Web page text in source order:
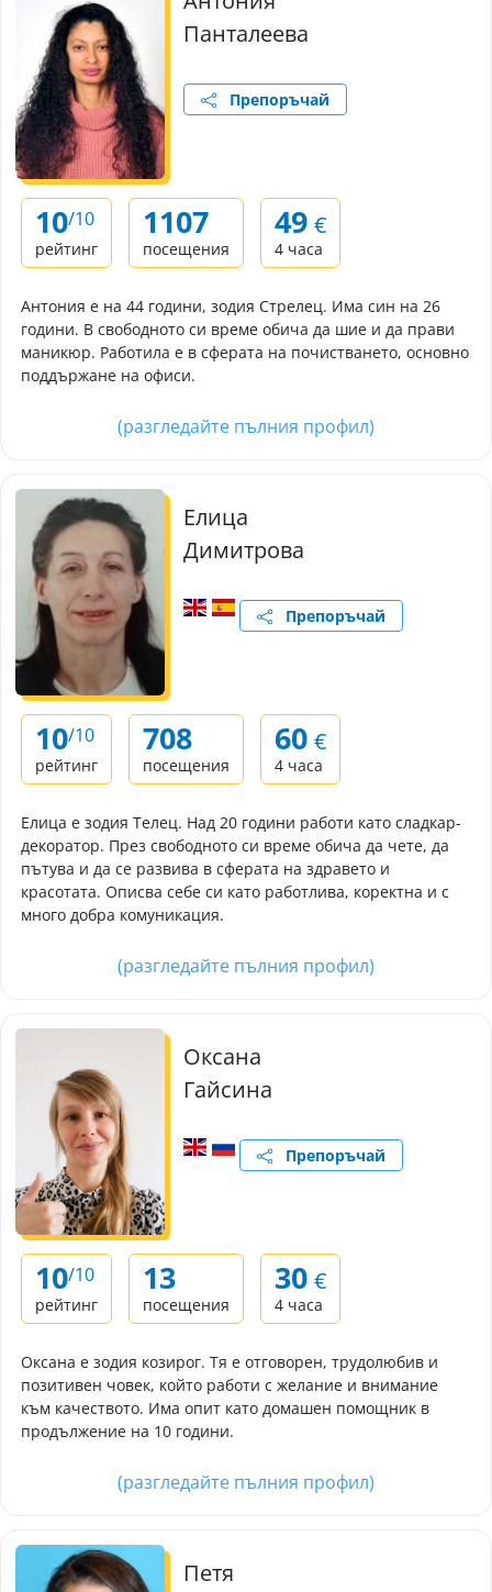
Панталеева
Препоръчай
10/10
рейтинг
1107
посещения
49 €
4 часа
Антония е на 44 години, зодия Стрелец. Има син на 26
години. В свободното си време обича да шие и да прави
маникюр. Работила е в сферата на почистването, основно
поддържане на офиси.
(разгледайте пълния профил)
Елица
Димитрова
Препоръчай
10/10
рейтинг
708
посещения
60 €
4 часа
Елица е зодия Телец. Над 20 години работи като сладкар-
декоратор. През свободното си време обича да чете, да
пътува и да се развива в сферата на здравето и
красотата. Описва себе си като работлива, коректна и с
много добра комуникация.
(разгледайте пълния профил)
Оксана
Гайсина
Препоръчай
10/10
рейтинг
13
посещения
30 €
4 часа
Оксана е зодия козирог. Тя е отговорен, трудолюбив и
позитивен човек, който работи с желание и внимание
към качеството. Има опит като домашен помощник в
продължение на 10 години.
(разгледайте пълния профил)
Петя